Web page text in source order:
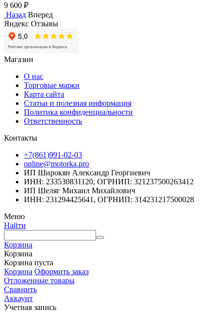
9 600 ₽
Назад Вперед
Яндекс Отзывы
Магазин
О нас
Торговые марки
Карта сайта
Статьи и полезная информация
Политика конфиденциальности
Ответственность
Контакты
+7(861)991-02-03
online@motorka.pro
ИП Широкян Александр Георгиевич
ИНН: 233530831120, ОГРНИП: 321237500263412
ИП Шеляг Михаил Михайлович
ИНН: 231294425641, ОГРНИП: 314231217500028
Меню
Найти
Корзина
Корзина
Корзина пуста
Корзина Оформить заказ
Отложенные товары
Сравнить
Аккаунт
Учетная запись